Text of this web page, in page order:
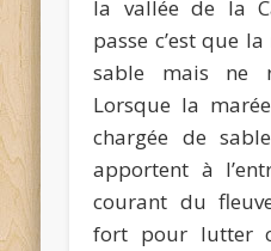
la vallée de la
passe c’est que
sable mais ne
Lorsque la
chargée de
apportent à
courant du
fort pour lutter